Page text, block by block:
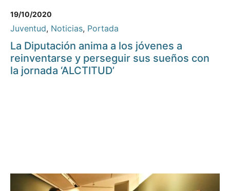
19/10/2020
Juventud, Noticias, Portada
La Diputación anima a los jóvenes a
reinventarse y perseguir sus sueños con
la jornada ‘ALCTITUD’